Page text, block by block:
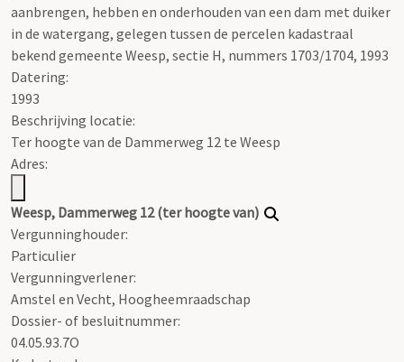
aanbrengen, hebben en onderhouden van een dam met duiker
in de watergang, gelegen tussen de percelen kadastraal
bekend gemeente Weesp, sectie H, nummers 1703/1704, 1993
Datering:
1993
Beschrijving locatie:
Ter hoogte van de Dammerweg 12 te Weesp
Adres:
Weesp, Dammerweg 12 (ter hoogte van)
Vergunninghouder:
Particulier
Vergunningverlener:
Amstel en Vecht, Hoogheemraadschap
Dossier- of besluitnummer:
04.05.93.7O